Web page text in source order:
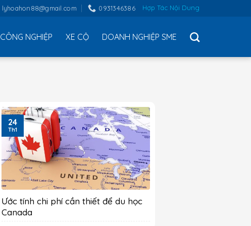
lyhoahon88@gmail.com 0931346386 Hợp Tác Nội Dung
CÔNG NGHIỆP XE CỘ DOANH NGHIỆP SME
Ước tính chi phí cần thiết để du học
Canada
24
Th1